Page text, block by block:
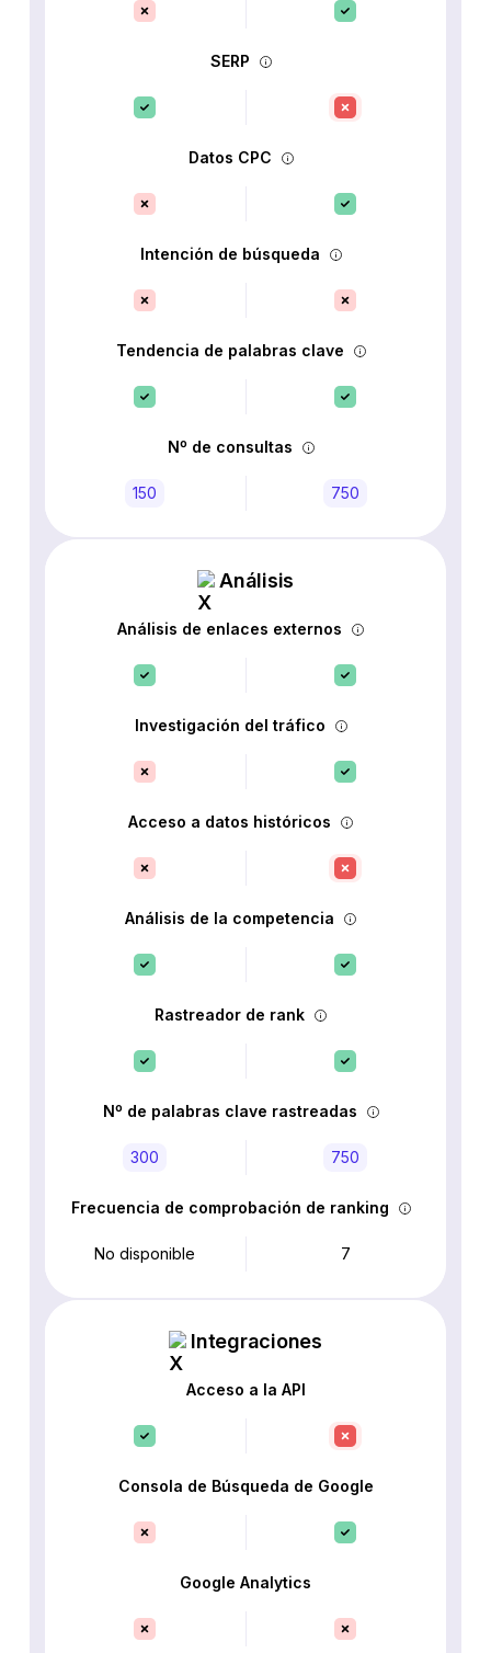
SERP
Datos CPC
Intención de búsqueda
Tendencia de palabras clave
Nº de consultas
150 750
Análisis
Análisis de enlaces externos
Investigación del tráfico
Acceso a datos históricos
Análisis de la competencia
Rastreador de rank
Nº de palabras clave rastreadas
300 750
Frecuencia de comprobación de ranking
No disponible 7
Integraciones
Acceso a la API
Consola de Búsqueda de Google
Google Analytics